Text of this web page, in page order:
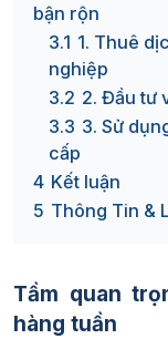
bận rộn
3.1 1. Thuê
nghiệp
3.2 2. Đầu tư
3.3 3. Sử
cấp
4 Kết luận
5 Thông Tin &
Tầm quan
hàng tuần